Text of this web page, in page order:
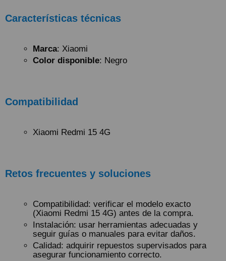
Características técnicas
Marca: Xiaomi
Color disponible: Negro
Compatibilidad
Xiaomi Redmi 15 4G
Retos frecuentes y soluciones
Compatibilidad: verificar el modelo exacto
(Xiaomi Redmi 15 4G) antes de la compra.
Instalación: usar herramientas adecuadas y
seguir guías o manuales para evitar daños.
Calidad: adquirir repuestos supervisados para
asegurar funcionamiento correcto.